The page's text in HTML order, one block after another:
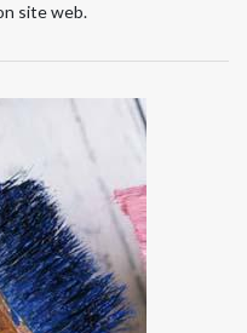
site web.